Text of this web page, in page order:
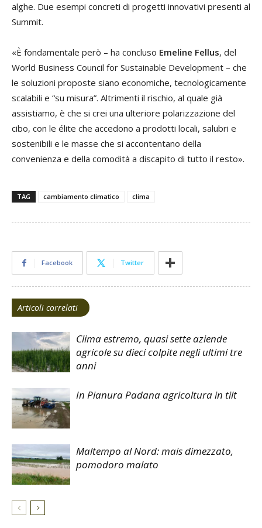
alghe. Due esempi concreti di progetti innovativi presenti al
Summit.
«È fondamentale però – ha concluso Emeline Fellus, del
World Business Council for Sustainable Development – che
le soluzioni proposte siano economiche, tecnologicamente
scalabili e “su misura”. Altrimenti il rischio, al quale già
assistiamo, è che si crei una ulteriore polarizzazione del
cibo, con le élite che accedono a prodotti locali, salubri e
sostenibili e le masse che si accontentano della
convenienza e della comodità a discapito di tutto il resto».
TAG cambiamento climatico clima
Facebook Twitter
Articoli correlati
Clima estremo, quasi sette aziende
agricole su dieci colpite negli ultimi tre
anni
In Pianura Padana agricoltura in tilt
Maltempo al Nord: mais dimezzato,
pomodoro malato